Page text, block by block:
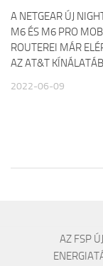
A NETGEAR ÚJ
M6 ÉS M6 PRO
ROUTEREI MÁR
AZ AT&T
2022-06-09
AZ FSP